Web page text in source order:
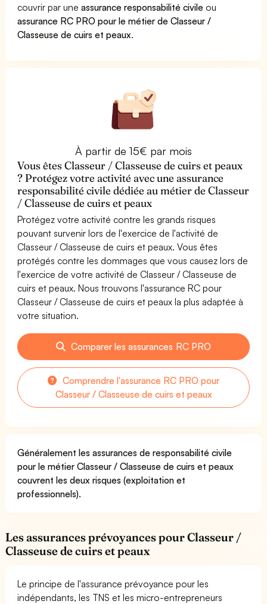
couvrir par uneassurance responsabilité civile ou
assurance RC PRO pour le métier de Classeur /
Classeuse de cuirs et peaux.
À partir de 15€ par mois
Vous êtes Classeur / Classeuse de cuirs et peaux
? Protégez votre activité avec une assurance
responsabilité civile dédiée au métier de Classeur
/ Classeuse de cuirs et peaux
Protégez votre activité contre les grands risques
pouvant survenir lors de l'exercice de l'activité de
Classeur / Classeuse de cuirs et peaux. Vous êtes
protégés contre les dommages que vous causez lors de
l'exercice de votre activité de Classeur / Classeuse de
cuirs et peaux. Nous trouvons l'assurance RC pour
Classeur / Classeuse de cuirs et peaux la plus adaptée à
votre situation.
Comparer les assurances RC PRO
Comprendre l'assurance RC PRO pour
Classeur / Classeuse de cuirs et peaux
Généralement les assurances de responsabilité civile
pour le métier Classeur / Classeuse de cuirs et peaux
couvrent les deux risques (exploitation et
professionnels).
Les assurances prévoyances pour Classeur /
Classeuse de cuirs et peaux
Le principe de l'assurance prévoyance pour les
indépendants, les TNS et les micro-entrepreneurs